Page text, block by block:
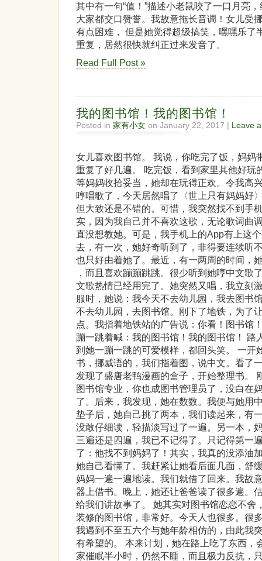
其中有一句“值！”描述小老鼠咬了一口月亮
大家都交口赞誉。我故意拖长音调！女儿受
有点困难， 但是她觉得超级搞笑，嘿嘿乐了
重复，居然很快就纠正过来发音了。
Read Full Post »
我的图书馆！我的图书馆！
Posted in 家有小女 on January 22, 2017 | Leave
女儿喜欢图书馆。 我说，你吃完了饭，妈妈
重复了好几遍。 吃完饭，看到家里其他好玩
等妈妈收拾妥当，她却在玩得正欢。令我高
哼唱歌了，今天居然唱了〈世上只有妈妈好
但大致还是不错的。可惜，我突然找不到手
实，因为我自己并不喜欢这歌，无论歌词曲
直没想教她。可是，我手机上的App有上这
去，有一次，她好奇听到了，非得要连续听
也只好由着她了。最近，有一两周的时间，
，而且喜欢蹦蹦跳跳。很少听到她哼中文歌
文歌热情已经用完了。她突然又唱，我立刻
服时，她说：我今天不去幼儿园，我去图书
不去幼儿园，去图书馆。刚下了地铁，为了
点。我指着地铁站的广告说：你看！图书馆
蹦一跳着喊：我的图书馆！我的图书馆！ 路
到她一蹦一跳的可爱模样，都回头笑。 一开
书，挪威语的，我们指着图，说中文。看了
发现了盛唐老鸭漫画的盒子，开始整理书。
图书馆专业，你也成图书管理员了，没白在
了。后来，我发现，她在数数。我便与她用
垫子后，她自己挑了两本，我们读起来，有
没敢仔细读，轻描淡写过了一遍。另一本，
三遍还是四遍，我已不记得了。只记得第一
了：他找不到妈妈了！其实，我真的没添油
她自己看懂了。我赶紧让她看后面几面，舒
妈妈一遍一遍地读。我们就借了回来。我故
器上借书。晚上，她还让爸爸读了很多遍。
给我们讲故事了。 她其实对图书馆恋恋不舍
装修的图书馆，非常好。今天人也很多。很
我遇到不至五六个与她年龄相仿的，由此我
有希望的。 本来计划，她在路上吃了东西，
家催眠半小时，仍然不睡，而且极力反抗，